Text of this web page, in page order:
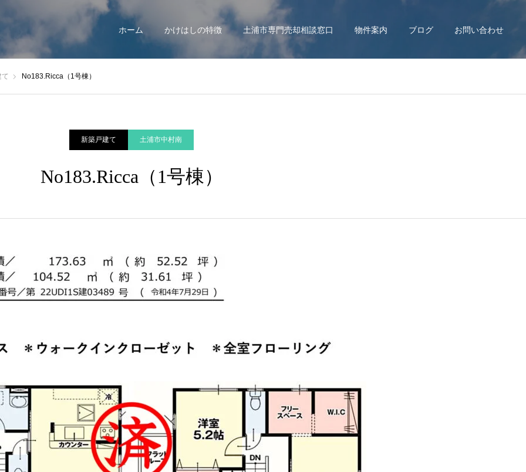
ホーム かけはしの特徴 土浦市専門売却相談窓口 物件案内 ブログ お問い合わせ
て No183.Ricca（1号棟）
新築戸建て 土浦市中村南
No183.Ricca（1号棟）